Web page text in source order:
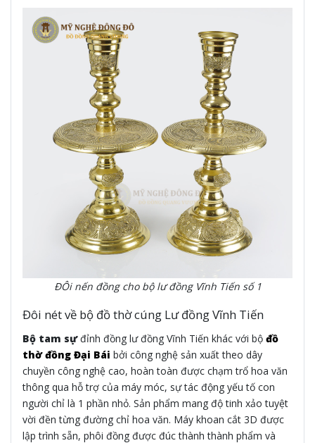
ĐÔi nến đồng cho bộ lư đồng Vĩnh Tiến số 1
Đôi nét về bộ đồ thờ cúng Lư đồng Vĩnh Tiến
Bộ tam sựđỉnh đồng lư đồng Vĩnh Tiến khác với bộ đồ
thờ đồng Đại Bái bởi công nghệ sản xuất theo dây
chuyền công nghệ cao, hoàn toàn được chạm trổ hoa văn
thông qua hỗ trợ của máy móc, sự tác động yếu tố con
người chỉ là 1 phần nhỏ. Sản phẩm mang độ tinh xảo tuyệt
vời đền từng đường chỉ hoa văn. Máy khoan cắt 3D được
lập trình sẵn, phôi đồng được đúc thành thành phẩm và